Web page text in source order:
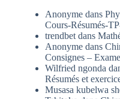
Anonyme dans
Cours-Résumés-
trendbet dans
Anonyme dans
Consignes –
Wilfried ngonda
Résumés et
Musasa kubelwa